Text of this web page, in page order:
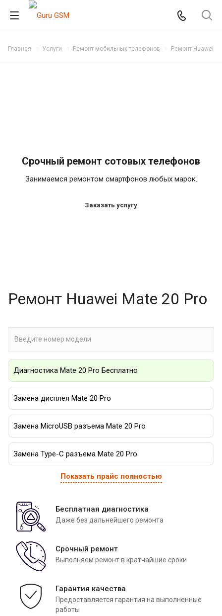
Главная Услуги Ремонт мобильных телефонов Ремонт Huawei
Срочный ремонт сотовых телефонов
Занимаемся ремонтом смартфонов любых марок.
Заказать услугу
Ремонт Huawei Mate 20 Pro
Диагностика Mate 20 Pro Бесплатно
Замена дисплея Mate 20 Pro
Замена MicroUSB разъема Mate 20 Pro
Замена Type-C разъема Mate 20 Pro
Показать прайс полностью
Бесплатная диагностика
Даже без дальнейшего ремонта
Срочный ремонт
Выполняем ремонт в кратчайшие сроки
Гарантия качества
Предоставляется гарантия на выполненные
работы